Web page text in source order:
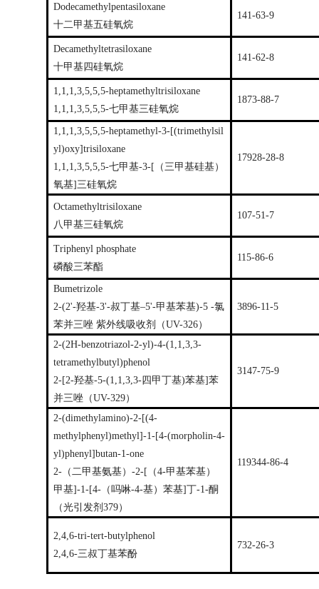
Dodecamethylpentasiloxane
十二甲基五硅氧烷
141-63-9
Decamethyltetrasiloxane
十甲基四硅氧烷
141-62-8
1,1,1,3,5,5,5-heptamethyltrisiloxane
1,1,1,3,5,5,5-七甲基三硅氧烷
1873-88-7
1,1,1,3,5,5,5-heptamethyl-3-[(trimethylsil
yl)oxy]trisiloxane
1,1,1,3,5,5,5​-七甲基-3-[（三甲基硅基）
氧基]三硅氧烷
17928-28-8
Octamethyltrisiloxane
八甲基三硅氧烷
107-51-7
Triphenyl phosphate
磷酸三苯酯
115-86-6
Bumetrizole
2-(2'-羟基-3'-叔丁基–5'-甲基苯基)-5 -氯
苯并三唑 紫外线吸收剂（UV-326）
3896-11-5
2-(2H-benzotriazol-2-yl)-4-(1,1,3,3-
tetramethylbutyl)phenol
2-[2-羟基-5-(1,1,3,3-四甲丁基)苯基]苯
并三唑（UV-329）
3147-75-9
2-(dimethylamino)-2-[(4-
methylphenyl)methyl]-1-[4-(morpholin-4-
yl)phenyl]butan-1-one
2-（二甲基氨基）-2-[（4-甲基苯基）
甲基]-1-[4-（吗啉-4-基）苯基]丁-1-酮
（光引发剂379）
119344-86-4
2,4,6-tri-tert-butylphenol
2,4,6-三叔丁基苯酚
732-26-3